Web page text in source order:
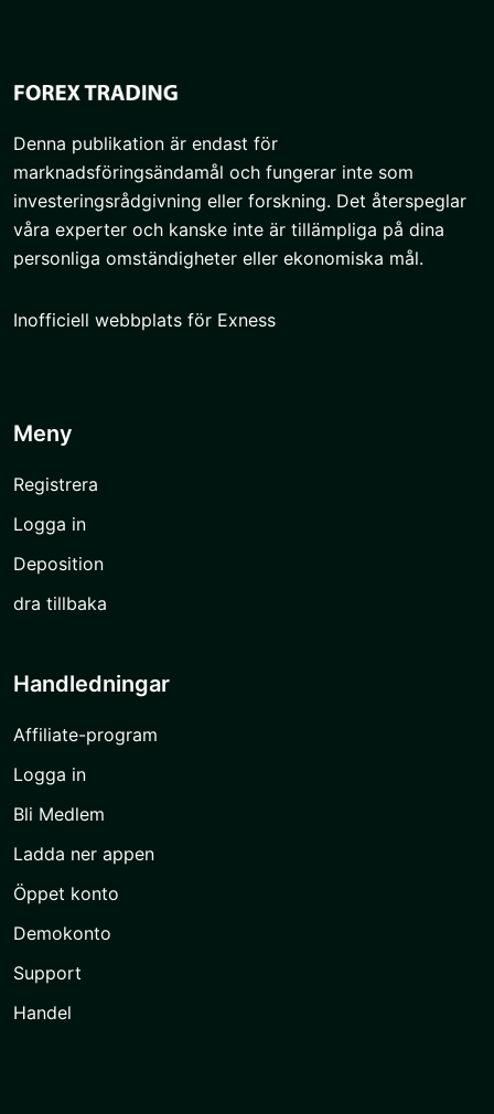
Denna publikation är endast för
marknadsföringsändamål och fungerar inte som
investeringsrådgivning eller forskning. Det återspeglar
våra experter och kanske inte är tillämpliga på dina
personliga omständigheter eller ekonomiska mål.
Inofficiell webbplats för Exness
Meny
Registrera
Logga in
Deposition
dra tillbaka
Handledningar
Affiliate-program
Logga in
Bli Medlem
Ladda ner appen
Öppet konto
Demokonto
Support
Handel